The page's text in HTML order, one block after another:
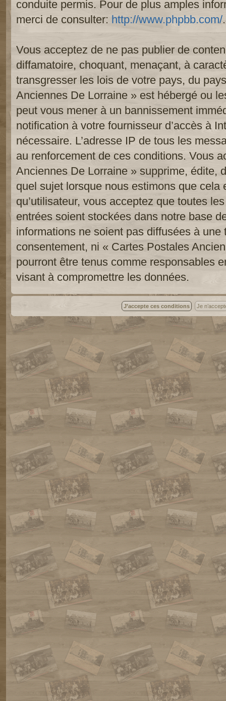
conduite permis. Pour de plus amples
merci de consulter: http://www.phpbb.com/.
Vous acceptez de ne pas publier de
diffamatoire, choquant, menaçant, à
transgresser les lois de votre pays, du
Anciennes De Lorraine » est hébergé ou
peut vous mener à un bannissement
notification à votre fournisseur d’accès à
nécessaire. L’adresse IP de tous les
au renforcement de ces conditions. Vous
Anciennes De Lorraine » supprime, édite,
quel sujet lorsque nous estimons que cela
qu’utilisateur, vous acceptez que toutes
entrées soient stockées dans notre base
informations ne soient pas diffusées à une
consentement, ni « Cartes Postales
pourront être tenus comme responsables
visant à compromettre les données.